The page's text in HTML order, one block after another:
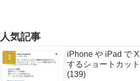
人気記事
iPhone や iPad で
するショートカッ
(139)